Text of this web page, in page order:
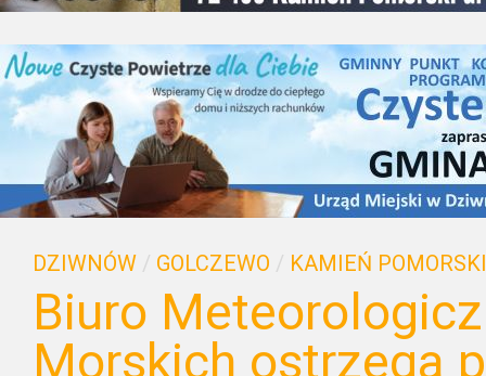
DZIWNÓW / GOLCZEWO / KAMIEŃ POMORSKI
Biuro
Morskich ostrzega